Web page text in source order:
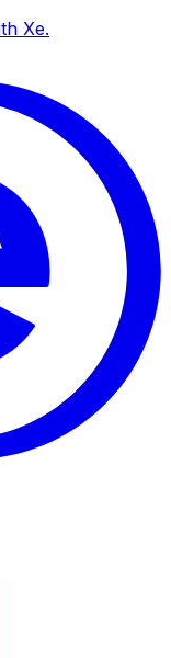
Xe.